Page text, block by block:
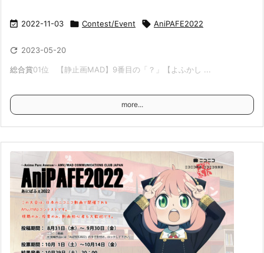
 2022-11-03  Contest/Event  AniPAFE2022
 2023-05-20
総合賞01位 【静止画MAD】9番目の「？」【よふかし ...
more...